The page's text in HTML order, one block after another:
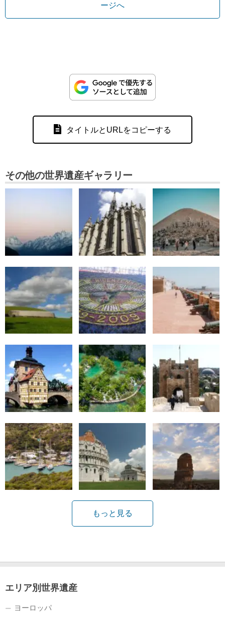
ージへ
タイトルとURLをコピーする
その他の世界遺産ギャラリー
もっと見る
エリア別世界遺産
ヨーロッパ